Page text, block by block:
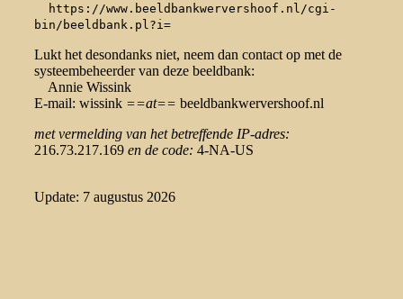
https://www.beeldbankwervershoof.nl/cgi-
bin/beeldbank.pl?i=
Lukt het desondanks niet, neem dan contact op met de
systeembeheerder van deze beeldbank:
Annie Wissink
E-mail: wissink ==at== beeldbankwervershoof.nl
met vermelding van het betreffende IP-adres:
216.73.217.169 en de code: 4-NA-US
Update: 7 augustus 2026